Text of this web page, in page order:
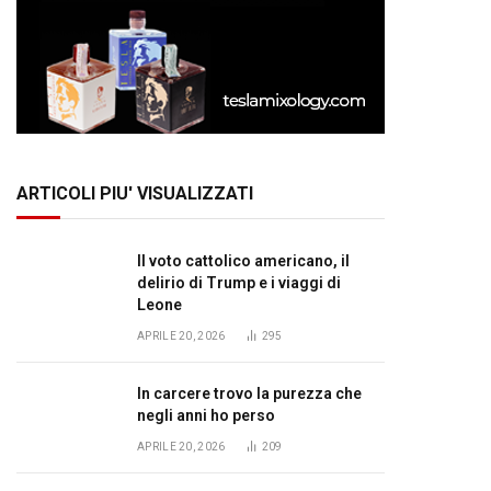
ARTICOLI PIU' VISUALIZZATI
Il voto cattolico americano, il
delirio di Trump e i viaggi di
Leone
APRILE 20, 2026 295
In carcere trovo la purezza che
negli anni ho perso
APRILE 20, 2026 209